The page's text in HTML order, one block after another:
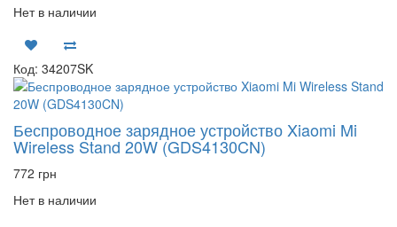
Нет в наличии
Код: 34207SK
Беспроводное зарядное устройство Xiaomi Mi
Wireless Stand 20W (GDS4130CN)
772 грн
Нет в наличии